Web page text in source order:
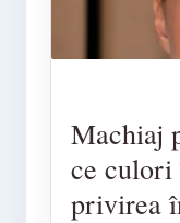
Machiaj
ce culori
privirea